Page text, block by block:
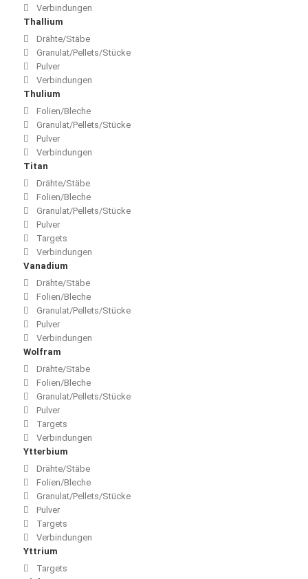
Verbindungen
Thallium
Drähte/Stäbe
Granulat/Pellets/Stücke
Pulver
Verbindungen
Thulium
Folien/Bleche
Granulat/Pellets/Stücke
Pulver
Verbindungen
Titan
Drähte/Stäbe
Folien/Bleche
Granulat/Pellets/Stücke
Pulver
Targets
Verbindungen
Vanadium
Drähte/Stäbe
Folien/Bleche
Granulat/Pellets/Stücke
Pulver
Verbindungen
Wolfram
Drähte/Stäbe
Folien/Bleche
Granulat/Pellets/Stücke
Pulver
Targets
Verbindungen
Ytterbium
Drähte/Stäbe
Folien/Bleche
Granulat/Pellets/Stücke
Pulver
Targets
Verbindungen
Yttrium
Targets